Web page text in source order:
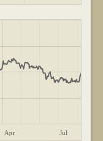
Apr Jul